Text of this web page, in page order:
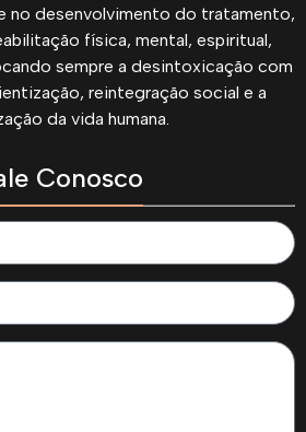
no desenvolvimento do tratamento,
física, mental, espiritual,
sempre a desintoxicação com
reintegração social e a
da vida humana.
Conosco